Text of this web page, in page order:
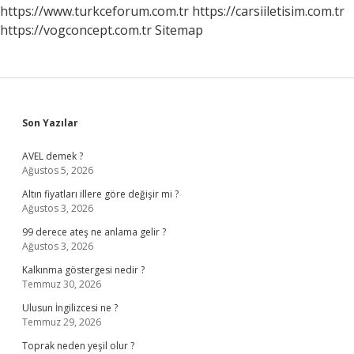
https://www.turkceforum.com.tr https://carsiiletisim.com.tr
https://vogconcept.com.trSitemap
Sidebar
Son Yazılar
AVEL demek ?
Ağustos 5, 2026
Altın fiyatları illere göre değişir mi ?
Ağustos 3, 2026
99 derece ateş ne anlama gelir ?
Ağustos 3, 2026
Kalkınma göstergesi nedir ?
Temmuz 30, 2026
Ulusun İngilizcesi ne ?
Temmuz 29, 2026
Toprak neden yeşil olur ?